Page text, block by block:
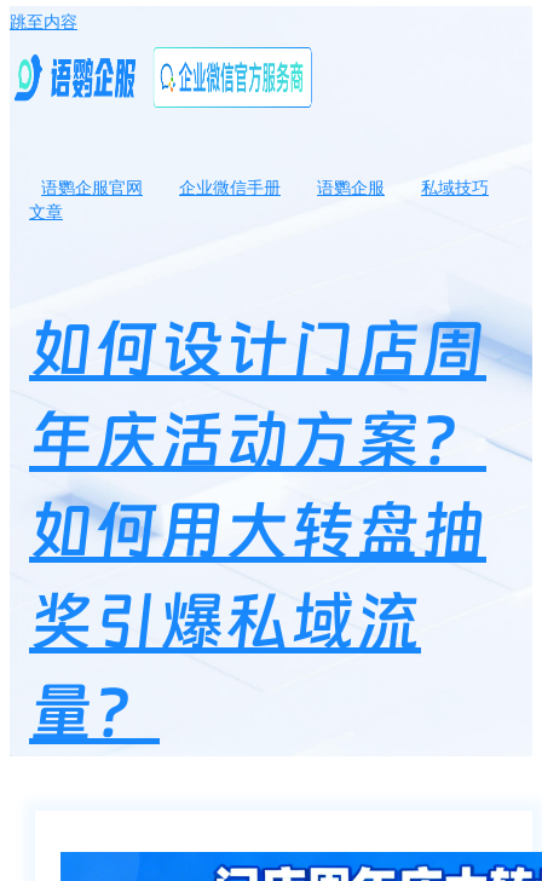
跳至内容
语鹦企服官网 企业微信手册 语鹦企服
私域技巧
文章
如何设计门店周
年庆活动方案？
如何用大转盘抽
奖引爆私域流
量？